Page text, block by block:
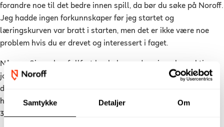
Samtykke Detaljer Om
forandre noe til det bedre innen spill, da bør du søke på Noroff.
Jeg hadde ingen forkunnskaper før jeg startet og
læringskurven var bratt i starten, men det er ikke være noe
problem hvis du er drevet og interessert i faget.
Nå som Simen har fullført bachelorgraden sin er han aktiv
jobbsøker, han har allerede klart for seg hva som kunne vært
drømmejobben. Han håper på å lande jobb i et spillselskap
hvor han kan fortsette å gjøre det han elsker, nemlig å lage
3D-modeller.